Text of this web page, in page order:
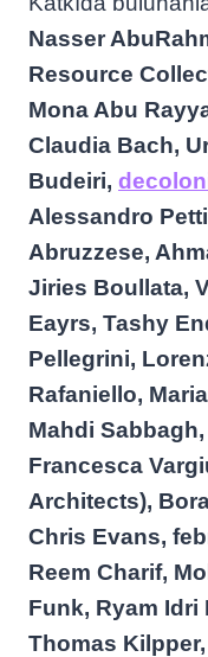
Nasser
Resource
Mona Abu
Claudia Bach,
Budeiri,
Alessandro
Abruzzese,
Jiries Boullata,
Eayrs, Tashy
Pellegrini,
Rafaniello,
Mahdi
Francesca
Architects),
Chris Evans,
Reem Charif,
Funk, Ryam Idri
Thomas